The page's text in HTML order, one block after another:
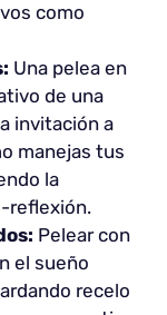
como
Una pelea en
de una
invitación a
manejas tus
la
reflexión.
Pelear con
el sueño
recelo